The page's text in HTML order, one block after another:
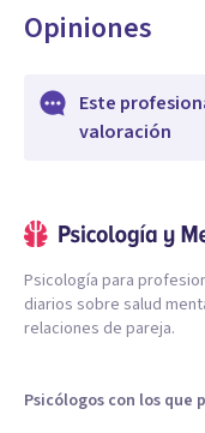
Opiniones
Este
valoración
Psicología para
diarios sobre salud
relaciones de pareja.
Psicólogos con los que